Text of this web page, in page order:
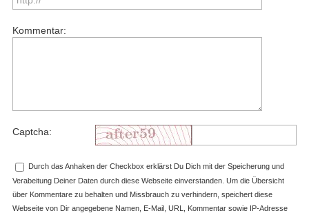
Kommentar:
Captcha:
Durch das Anhaken der Checkbox erklärst Du Dich mit der Speicherung und
Verabeitung Deiner Daten durch diese Webseite einverstanden. Um die Übersicht
über Kommentare zu behalten und Missbrauch zu verhindern, speichert diese
Webseite von Dir angegebene Namen, E-Mail, URL, Kommentar sowie IP-Adresse